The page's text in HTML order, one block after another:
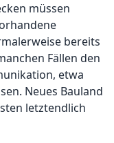
müssen
bereits
Fällen den
etwa
Neues Bauland
letztendlich